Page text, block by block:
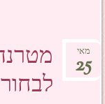
לבחור
מאי
25